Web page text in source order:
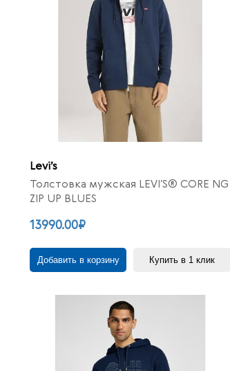
Levi’s
Толстовка мужская LEVI'S® CORE NG
ZIP UP BLUES
13990.00₽
Добавить в корзину Купить в 1 клик